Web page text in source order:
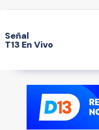
Señal
T13 En Vivo